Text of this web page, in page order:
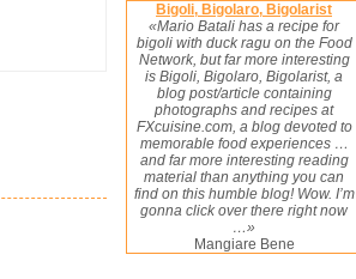
Bigoli, Bigolaro, Bigolarist
«Mario Batali has a recipe for
bigoli with duck ragu on the Food
Network, but far more interesting
is Bigoli, Bigolaro, Bigolarist, a
blog post/article containing
photographs and recipes at
FXcuisine.com, a blog devoted to
memorable food experiences …
and far more interesting reading
material than anything you can
find on this humble blog! Wow. I’m
gonna click over there right now
…»
Mangiare Bene